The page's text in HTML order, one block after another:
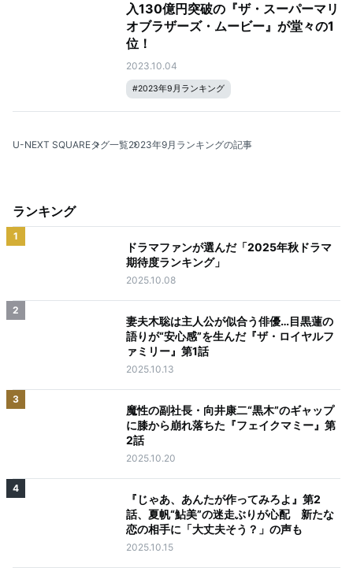
入130億円突破の『ザ・スーパーマリ
オブラザーズ・ムービー』が堂々の1
位！
2023.10.04
#2023年9月ランキング
U-NEXT SQUAREタグ一覧2023年9月ランキングの記事
ランキング
1
ドラマファンが選んだ「2025年秋ドラマ
期待度ランキング」
2025.10.08
2
妻夫木聡は主人公が似合う俳優…目黒蓮の
語りが“安心感”を生んだ『ザ・ロイヤルフ
ァミリー』第1話
2025.10.13
3
魔性の副社長・向井康二“黒木”のギャップ
に膝から崩れ落ちた『フェイクマミー』第
2話
2025.10.20
4
『じゃあ、あんたが作ってみろよ』第2
話、夏帆“鮎美”の迷走ぶりが心配 新たな
恋の相手に「大丈夫そう？」の声も
2025.10.15